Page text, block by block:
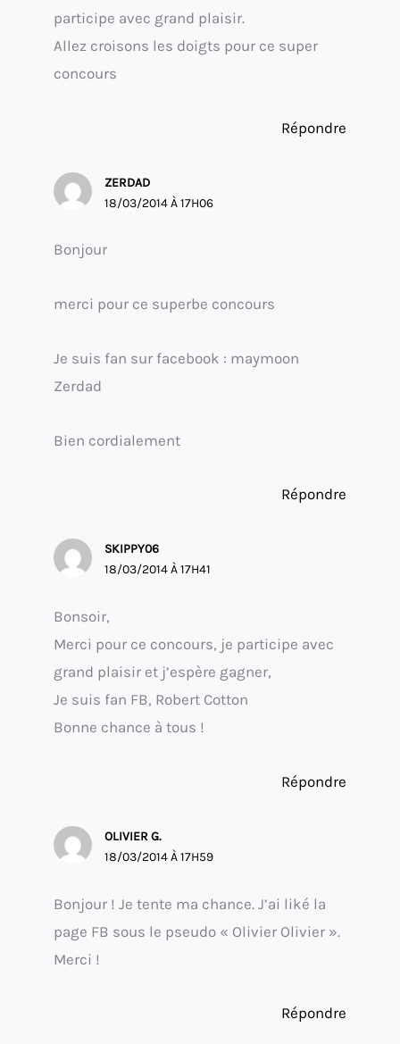
participe avec grand plaisir.
Allez croisons les doigts pour ce super
concours
Répondre
ZERDAD
18/03/2014 À 17H06
Bonjour
merci pour ce superbe concours
Je suis fan sur facebook : maymoon
Zerdad
Bien cordialement
Répondre
SKIPPY06
18/03/2014 À 17H41
Bonsoir,
Merci pour ce concours, je participe avec
grand plaisir et j’espère gagner,
Je suis fan FB, Robert Cotton
Bonne chance à tous !
Répondre
OLIVIER G.
18/03/2014 À 17H59
Bonjour ! Je tente ma chance. J’ai liké la
page FB sous le pseudo « Olivier Olivier ».
Merci !
Répondre